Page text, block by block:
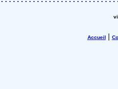
Accueil |